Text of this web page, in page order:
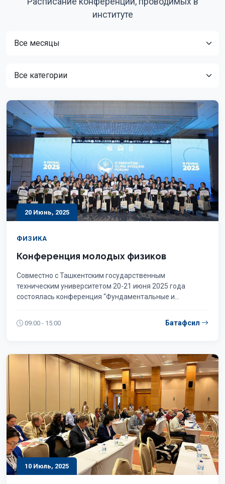
институте
20 Июнь, 2025
ФИЗИКА
Конференция молодых физиков
Совместно с Ташкентским государственным
техническим университетом 20-21 июня 2025 года
состоялась конференция “Фундаментальные и
09:00 - 15:00 Батафсил
10 Июль, 2025